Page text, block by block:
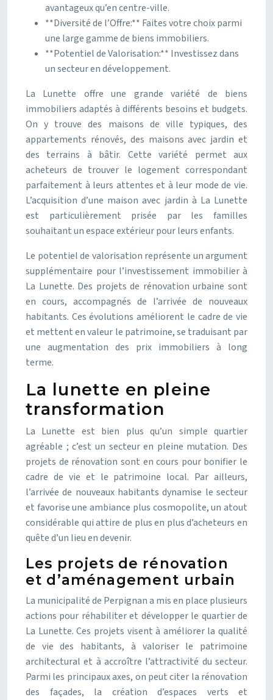
avantageux qu’en centre-ville.
**Diversité de l’Offre:** Faites votre choix parmi
une large gamme de biens immobiliers.
**Potentiel de Valorisation:** Investissez dans
un secteur en développement.
La Lunette offre une grande variété de biens
immobiliers adaptés à différents besoins et budgets.
On y trouve des maisons de ville typiques, des
appartements rénovés, des maisons avec jardin et
des terrains à bâtir. Cette variété permet aux
acheteurs de trouver le logement correspondant
parfaitement à leurs attentes et à leur mode de vie.
L’acquisition d’une maison avec jardin à La Lunette
est particulièrement prisée par les familles
souhaitant un espace extérieur pour leurs enfants.
Le potentiel de valorisation représente un argument
supplémentaire pour l’investissement immobilier à
La Lunette. Des projets de rénovation urbaine sont
en cours, accompagnés de l’arrivée de nouveaux
habitants. Ces évolutions améliorent le cadre de vie
et mettent en valeur le patrimoine, se traduisant par
une augmentation des prix immobiliers à long
terme.
La lunette en pleine
transformation
La Lunette est bien plus qu’un simple quartier
agréable ; c’est un secteur en pleine mutation. Des
projets de rénovation sont en cours pour bonifier le
cadre de vie et le patrimoine local. Par ailleurs,
l’arrivée de nouveaux habitants dynamise le secteur
et favorise une ambiance plus cosmopolite, un atout
considérable qui attire de plus en plus d’acheteurs en
quête d’un lieu en devenir.
Les projets de rénovation
et d’aménagement urbain
La municipalité de Perpignan a mis en place plusieurs
actions pour réhabiliter et développer le quartier de
La Lunette. Ces projets visent à améliorer la qualité
de vie des habitants, à valoriser le patrimoine
architectural et à accroître l’attractivité du secteur.
Parmi les principaux axes, on peut citer la rénovation
des façades, la création d’espaces verts et